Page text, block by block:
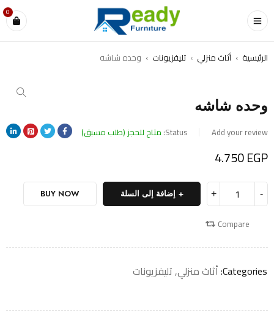
0
الرئيسية › أثاث منزلي › تليفزيونات › وحده شاشه
وحده شاشه
Add your review
Status: متاح للحجز (طلب مسبق)
4.750EGP
إضافة إلى السلة BUY NOW
Compare
Categories: أثاث منزلي,تليفزيونات